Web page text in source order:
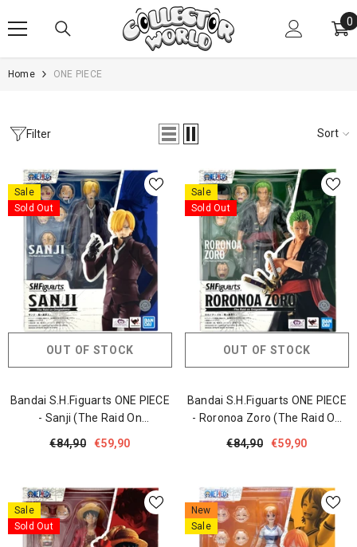
0
0
Home ONE PIECE
Filter Sort
Sale
Sold Out
OUT OF STOCK
Bandai S.H.Figuarts ONE PIECE
- Sanji (The Raid On
€84,90 €59,90
Sale
Sold Out
OUT OF STOCK
Bandai S.H.Figuarts ONE PIECE
- Roronoa Zoro (The Raid On
€84,90 €59,90
Sale
Sold Out
New
Sale